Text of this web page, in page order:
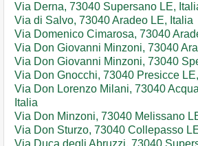
Via Derna, 73040 Supersano LE,
Via di Salvo, 73040 Aradeo LE, Italia
Via Domenico Cimarosa, 73040
Via Don Giovanni Minzoni, 73040
Via Don Giovanni Minzoni, 73040
Via Don Gnocchi, 73040 Presicce
Via Don Lorenzo Milani, 73040
Italia
Via Don Minzoni, 73040 Melissano
Via Don Sturzo, 73040 Collepasso
Via Duca degli Abruzzi, 73040